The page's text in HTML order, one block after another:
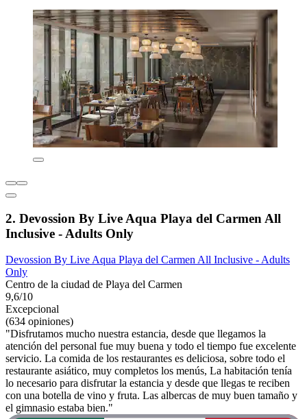
2. Devossion By Live Aqua Playa del Carmen All
Inclusive - Adults Only
Devossion By Live Aqua Playa del Carmen All Inclusive - Adults
Only
Centro de la ciudad de Playa del Carmen
9,6/10
Excepcional
(634 opiniones)
"Disfrutamos mucho nuestra estancia, desde que llegamos la
atención del personal fue muy buena y todo el tiempo fue excelente
servicio. La comida de los restaurantes es deliciosa, sobre todo el
restaurante asiático, muy completos los menús, La habitación tenía
lo necesario para disfrutar la estancia y desde que llegas te reciben
con una botella de vino y fruta. Las albercas de muy buen tamaño y
el gimnasio estaba bien."